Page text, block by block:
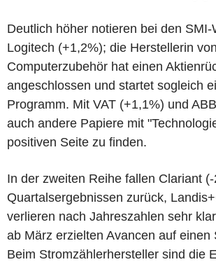
Deutlich höher notieren bei den SMI-
Logitech (+1,2%); die Herstellerin von
Computerzubehör hat einen
angeschlossen und startet sogleich
Programm. Mit VAT (+1,1%) und
auch andere Papiere mit
positiven Seite zu finden.
In der zweiten Reihe fallen Clariant
Quartalsergebnissen zurück,
verlieren nach Jahreszahlen sehr
ab März erzielten Avancen auf einen
Beim Stromzählerhersteller sind die